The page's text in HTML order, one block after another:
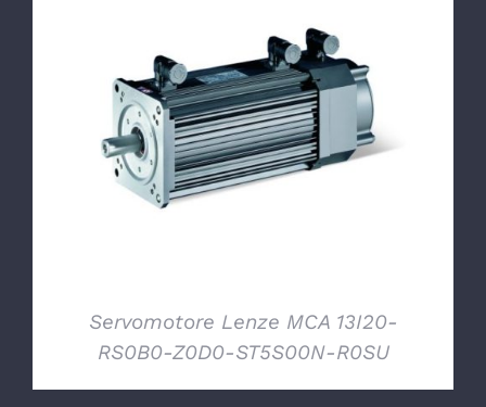
DETTAGLI
Servomotore Lenze MCA 13I20-
RS0B0-Z0D0-ST5S00N-R0SU